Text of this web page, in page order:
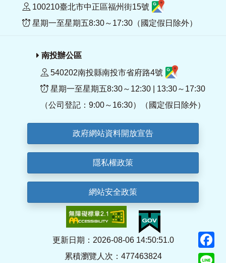
100210臺北市中正區福州街15號
星期一至星期五8:30～17:30（國定假日除外）
南投辦公區
540202南投縣南投市省府路4號
星期一至星期五8:30～12:30 | 13:30～17:30
（公司登記：9:00～16:30）（國定假日除外）
政府網站資料開放宣告
隱私權政策
網站安全政策
更新日期：2026-08-06 14:50:51.0
累積瀏覽人次：477463824